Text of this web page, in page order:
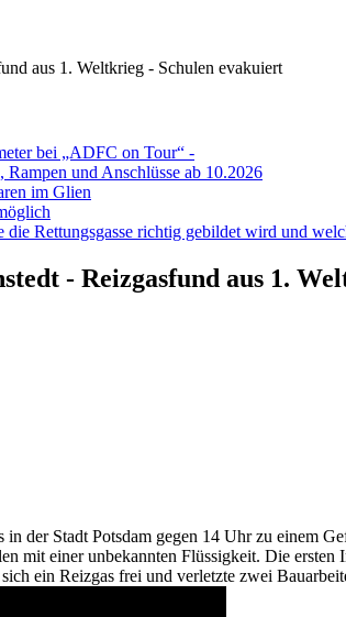
aus 1. Weltkrieg - Schulen evakuiert
bei „ADFC on Tour“ -
und Anschlüsse ab 10.2026
im Glien
Rettungsgasse richtig gebildet wird und
- Reizgasfund aus 1.
der Stadt Potsdam gegen 14 Uhr zu einem
mit einer unbekannten Flüssigkeit. Die
ein Reizgas frei und verletzte zwei